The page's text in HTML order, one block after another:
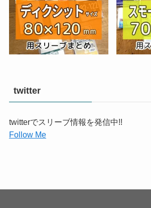
twitter
twitterでスリーブ情報を発信中!!
Follow Me